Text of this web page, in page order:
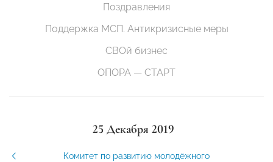
Поздравления
Поддержка МСП. Антикризисные меры
СВОй бизнес
ОПОРА — СТАРТ
25 Декабря 2019
Комитет по развитию молодёжного